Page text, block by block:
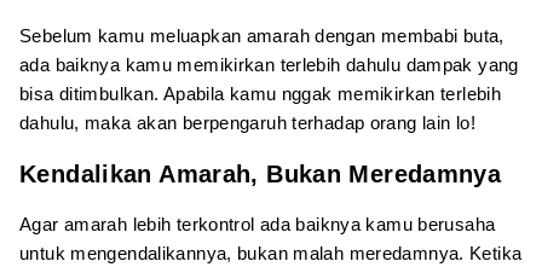
Sebelum kamu meluapkan amarah dengan membabi buta,
ada baiknya kamu memikirkan terlebih dahulu dampak yang
bisa ditimbulkan. Apabila kamu nggak memikirkan terlebih
dahulu, maka akan berpengaruh terhadap orang lain lo!
Kendalikan Amarah, Bukan Meredamnya
Agar amarah lebih terkontrol ada baiknya kamu berusaha
untuk mengendalikannya, bukan malah meredamnya. Ketika